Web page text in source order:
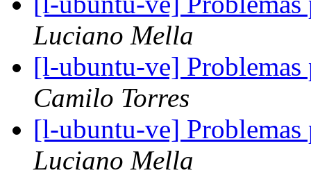
Luciano Mella
[l-ubuntu-ve]
Camilo Torres
[l-ubuntu-ve]
Luciano Mella